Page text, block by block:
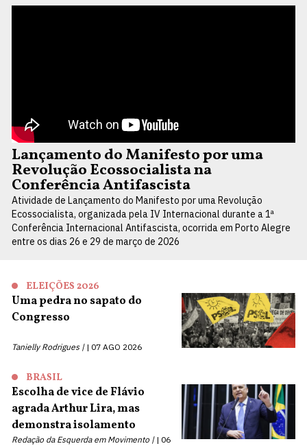
Lançamento do Manifesto por uma
Revolução Ecossocialista na
Conferência Antifascista
Atividade de Lançamento do Manifesto por uma Revolução
Ecossocialista, organizada pela IV Internacional durante a 1ª
Conferência Internacional Antifascista, ocorrida em Porto Alegre
entre os dias 26 e 29 de março de 2026
ELEIÇÕES 2026
Uma pedra no sapato do
Congresso
Tanielly Rodrigues | 07 AGO 2026
BRASIL
Escolha de vice de Flávio
agrada Arthur Lira, mas
demonstra isolamento
Redação da Esquerda em Movimento |
06